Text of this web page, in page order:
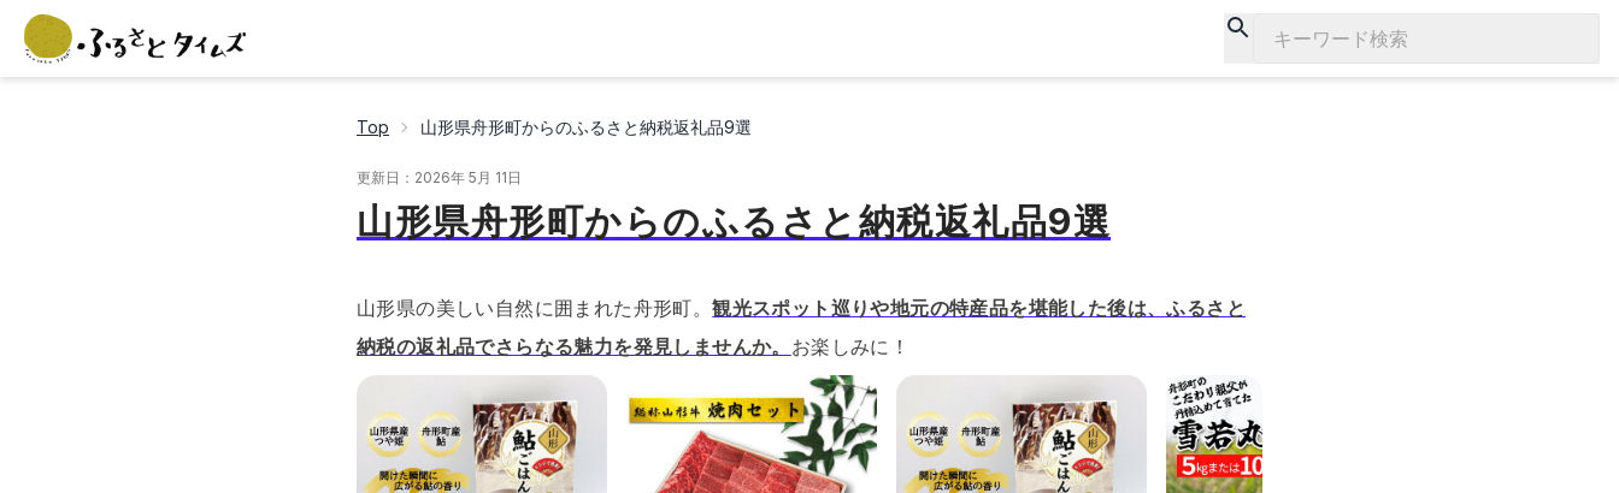
キーワード検索
Top 山形県舟形町からのふるさと納税返礼品9選
更新日： 2026年 5月 11日
山形県舟形町からのふるさと納税返礼品9選
山形県の美しい自然に囲まれた舟形町。観光スポット巡りや地元の特産品を堪能した後は、ふるさと
納税の返礼品でさらなる魅力を発見しませんか。 お楽しみに！